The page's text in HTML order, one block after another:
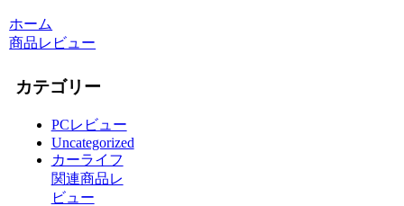
ホーム
商品レビュー
カテゴリー
PCレビュー
Uncategorized
カーライフ
関連商品レ
ビュー